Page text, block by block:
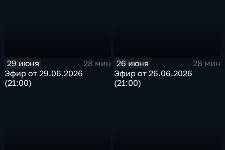
29 июня
28 мин
Эфир от 29.06.2026
(21:00)
26 июня
28 мин
Эфир от 26.06.2026
(21:00)